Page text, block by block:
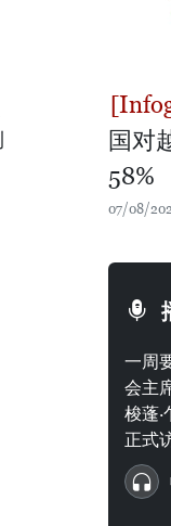
国对
58%
07/08/
一周
会主
梭蓬
正式